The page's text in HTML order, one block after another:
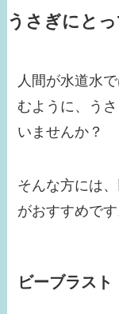
うさぎにと
人間が水道水
むように、う
いませんか？
そんな方には
がおすすめです
ビーブラスト